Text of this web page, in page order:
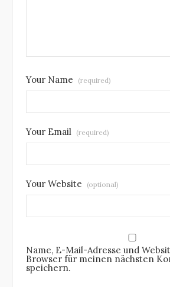
Your Name (required)
Your Email (required)
Your Website (optional)
Name, E-Mail-Adresse und
Browser für meinen nächsten
speichern.